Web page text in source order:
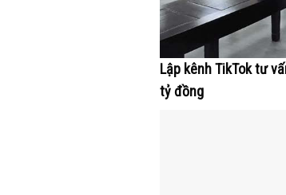
Lập kênh TikTok tư
tỷ đồng